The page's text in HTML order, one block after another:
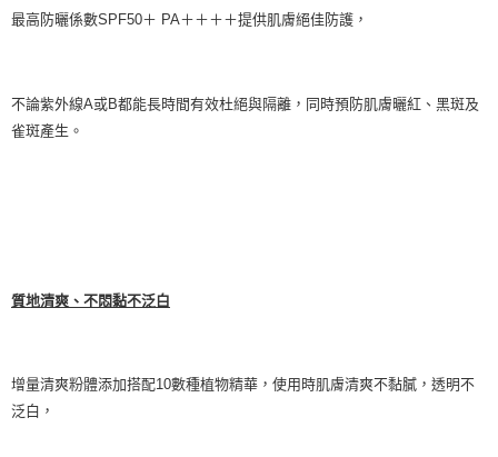
最高防曬係數SPF50＋ PA＋＋＋＋提供肌膚絕佳防護，
不論紫外線A或B都能長時間有效杜絕與隔離，同時預防肌膚曬紅、黑斑及
雀斑產生。
質地清爽、不悶黏不泛白
增量清爽粉體添加搭配10數種植物精華，使用時肌膚清爽不黏膩，透明不
泛白，